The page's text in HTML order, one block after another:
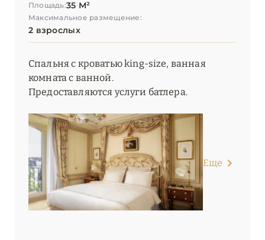
Площадь:35 М²
Максимальное размещение:
2 взрослых
Спальня с кроватью king-size, ванная
комната с ванной.
Предоставляются услуги батлера.
Еще